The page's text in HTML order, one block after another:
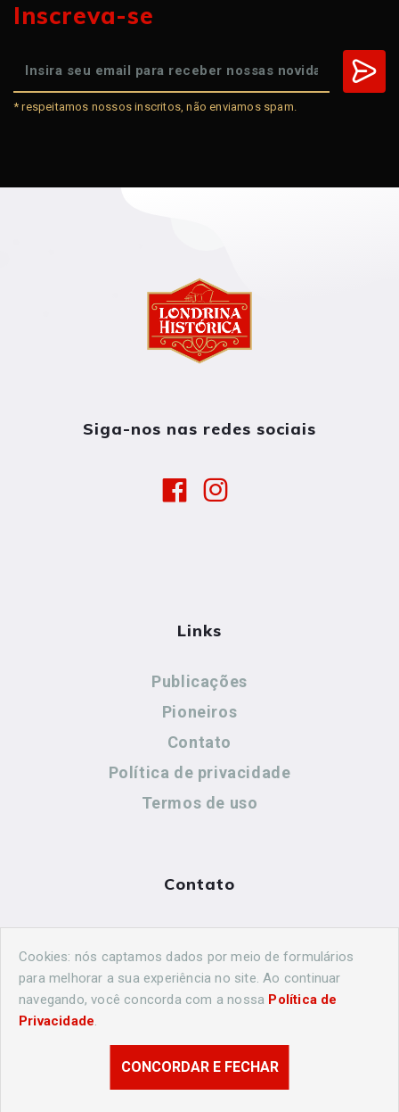
Inscreva-se
* respeitamos nossos inscritos, não enviamos spam.
Siga-nos nas redes sociais
Links
Publicações
Pioneiros
Contato
Política de privacidade
Termos de uso
Contato
cidadeshistoricasoficial@gmail.com
© 2026 Londrina Histórica. Todos os direitos reservados.
Desenvolvido porAgência Nova Inteligência.
Cookies: nós captamos dados por meio de formulários
para melhorar a sua experiência no site. Ao continuar
navegando, você concorda com a nossa Política de
Privacidade.
CONCORDAR E FECHAR